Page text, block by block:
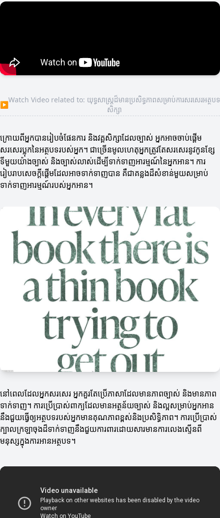
▶
Watch Video related to: យុទ្ធសាស្ត្រដ៏មានប្រសិទ្ធភាពសម្រាប់ការសរសេរ​អត្ថបទ
សិក្សា
ក្រោយពីអ្នកបានរៀបចំផែនការ និងវគ្គសិក្សាដែលច្បាស់ អ្នកអាចចាប់ផ្តើម
សរសេរប្លុកនៃអត្ថបទរបស់អ្នក។ ជាច្រើន​មូលហេតុ​អ្នកត្រូវតែសរសេរ​នូវកូនខ្សែ
ទីមួយយ៉ាងច្បាស់ និងច្បាស់លាស់ដើម្បីទាក់ទាញអារម្មណ៍នៃអ្នកអាន។ ការ
រៀបរាបសេចក្តីផ្តើមដែលអាចទាក់ទាញបាន គឺជាគន្លងដ៏សំខាន់មួយសម្រាប់
ទាក់ទាញអារម្មណ៍របស់អ្នកអាន។
នៅពេលដែលអ្នកសរសេរ អ្នកគួរតែប្រើភាសាដែលមានភាពច្បាស់ និងមានភាព
ទាក់ទាញ។ ការប្រើប្រាស់ពាក្យដែលមានអត្ថន័យច្បាស់ និងល្អសម្រាប់អ្នកអាន
នឹងជួយធ្វើឲ្យអត្ថបទរបស់អ្នកមានគុណភាពខ្ពស់និងប្រសិទ្ធិភាព។ ការប្រើប្រាស់
ក្បាលក្រឡាចុងដ៏ទាក់ទាញនឹងជួយការពារដោយសារមានការលេងស្ទើនពី
មនុស្សក្នុងការអានអត្ថបទ។